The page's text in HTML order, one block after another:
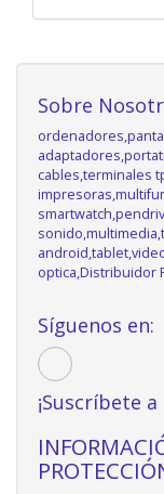
Sobre
cables,terminales
optica,Distribuidor
Síguenos en:
¡Suscríbete